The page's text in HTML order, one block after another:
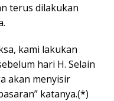
terus dilakukan
kami lakukan
hari H. Selain
akan menyisir
katanya.(*)